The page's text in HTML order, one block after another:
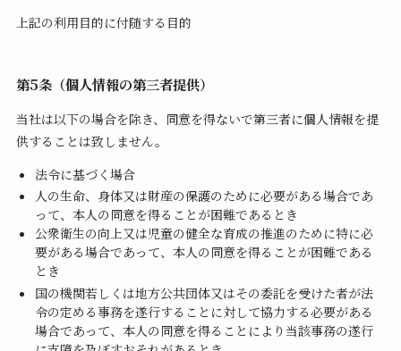
上記の利用目的に付随する目的
第5条（個人情報の第三者提供）
当社は以下の場合を除き、同意を得ないで第三者に個人情報を提
供することは致しません。
法令に基づく場合
人の生命、身体又は財産の保護のために必要がある場合であ
って、本人の同意を得ることが困難であるとき
公衆衛生の向上又は児童の健全な育成の推進のために特に必
要がある場合であって、本人の同意を得ることが困難である
とき
国の機関若しくは地方公共団体又はその委託を受けた者が法
令の定める事務を遂行することに対して協力する必要がある
場合であって、本人の同意を得ることにより当該事務の遂行